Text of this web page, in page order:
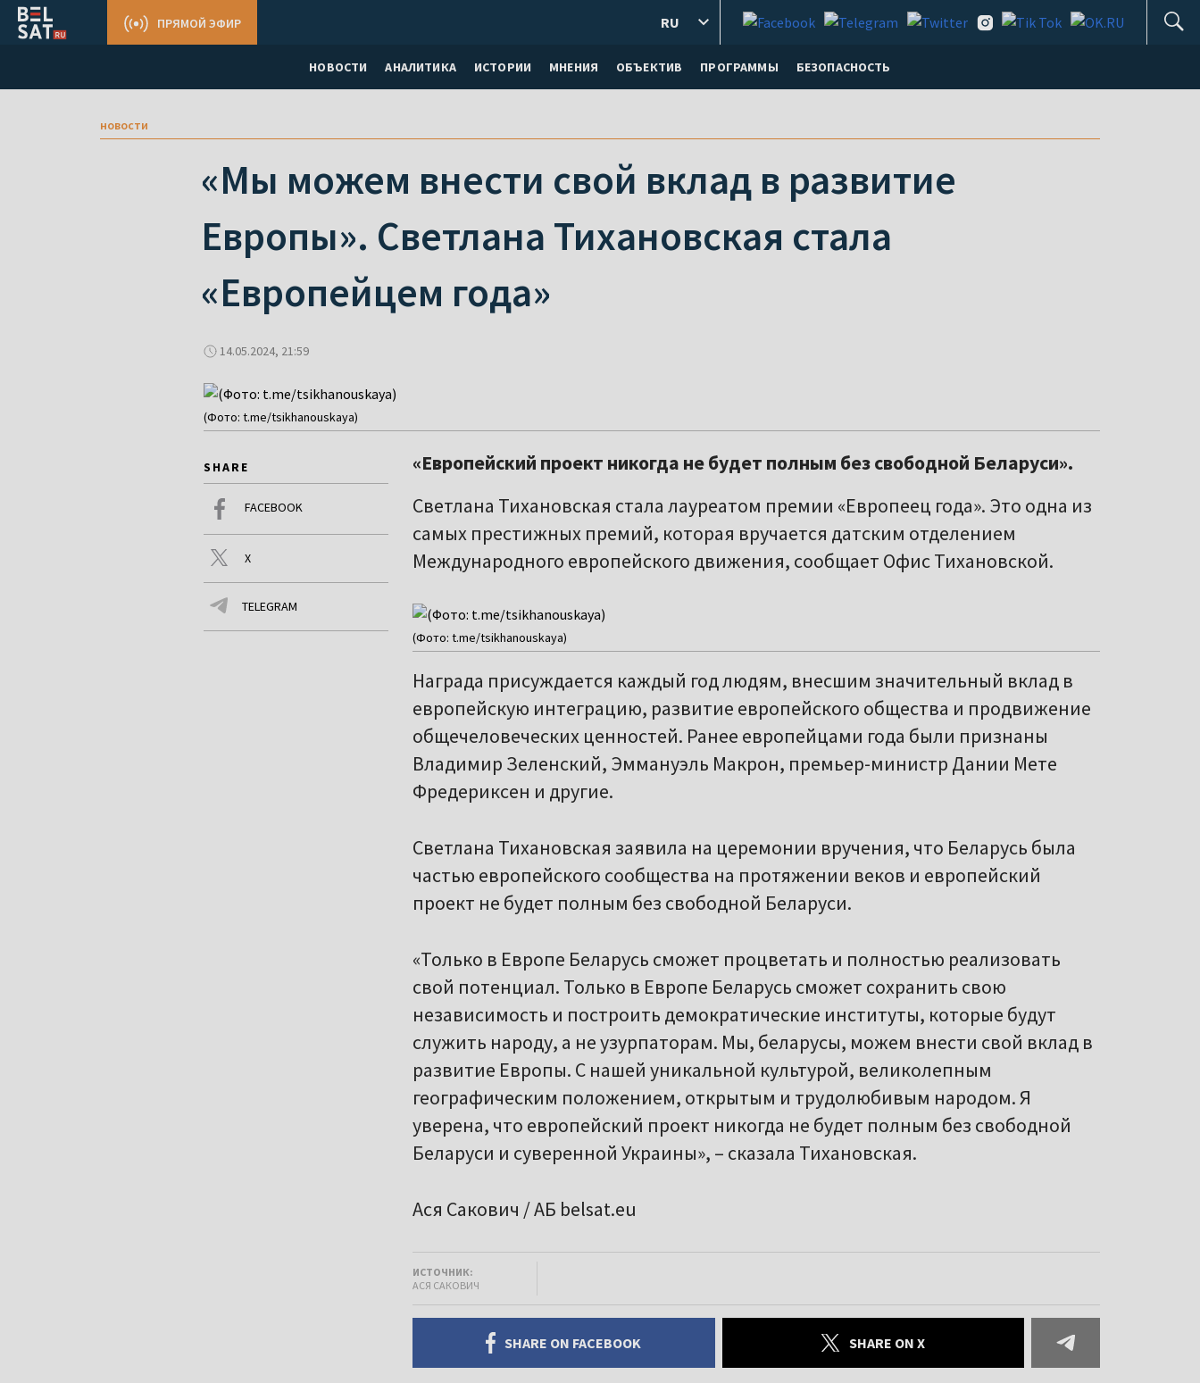
НОВОСТИ АНАЛИТИКА ИСТОРИИ МНЕНИЯ ОБЪЕКТИВ ПРОГРАММЫ БЕЗОПАСНОСТЬ
ПРЯМОЙ ЭФИР RU
новости
«Мы можем внести свой вклад в развитие
Европы». Светлана Тихановская стала
«Европейцем года»
14.05.2024, 21:59
(Фото: t.me/tsikhanouskaya)
SHARE
FACEBOOK
X
TELEGRAM
«Европейский проект никогда не будет полным без свободной Беларуси».
Светлана Тихановская стала лауреатом премии «Европеец года». Это одна из
самых престижных премий, которая вручается датским отделением
Международного европейского движения, сообщает Офис Тихановской.
(Фото: t.me/tsikhanouskaya)
Награда присуждается каждый год людям, внесшим значительный вклад в
европейскую интеграцию, развитие европейского общества и продвижение
общечеловеческих ценностей. Ранее европейцами года были признаны
Владимир Зеленский, Эммануэль Макрон, премьер-министр Дании Мете
Фредериксен и другие.
Светлана Тихановская заявила на церемонии вручения, что Беларусь была
частью европейского сообщества на протяжении веков и европейский
проект не будет полным без свободной Беларуси.
«Только в Европе Беларусь сможет процветать и полностью реализовать
свой потенциал. Только в Европе Беларусь сможет сохранить свою
независимость и построить демократические институты, которые будут
служить народу, а не узурпаторам. Мы, беларусы, можем внести свой вклад в
развитие Европы. С нашей уникальной культурой, великолепным
географическим положением, открытым и трудолюбивым народом. Я
уверена, что европейский проект никогда не будет полным без свободной
Беларуси и суверенной Украины», – сказала Тихановская.
Ася Сакович / АБ belsat.eu
ИСТОЧНИК:
АСЯ САКОВИЧ
SHARE ON FACEBOOK SHARE ON X